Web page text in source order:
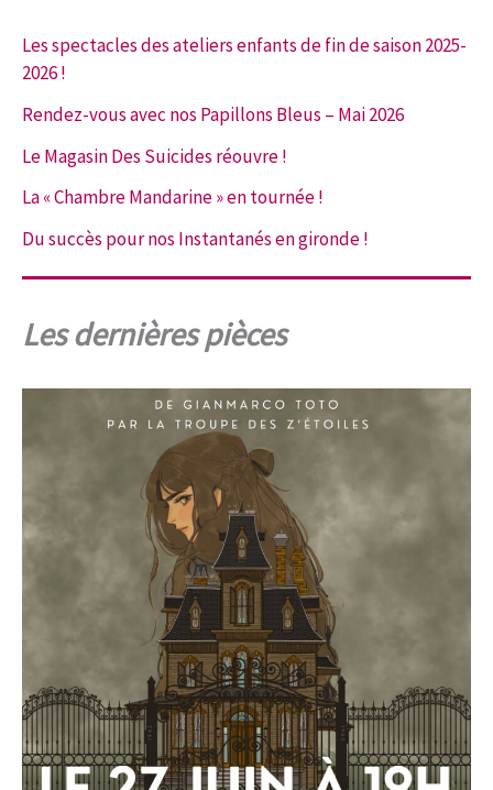
Les spectacles des ateliers enfants de fin de saison 2025-
2026 !
Rendez-vous avec nos Papillons Bleus – Mai 2026
Le Magasin Des Suicides réouvre !
La « Chambre Mandarine » en tournée !
Du succès pour nos Instantanés en gironde !
Les dernières pièces